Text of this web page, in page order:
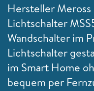
Hersteller
Lichtschalter
Wandschalter im
Lichtschalter
im Smart Home
bequem per